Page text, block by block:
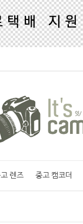
렌즈 중고 캠코더